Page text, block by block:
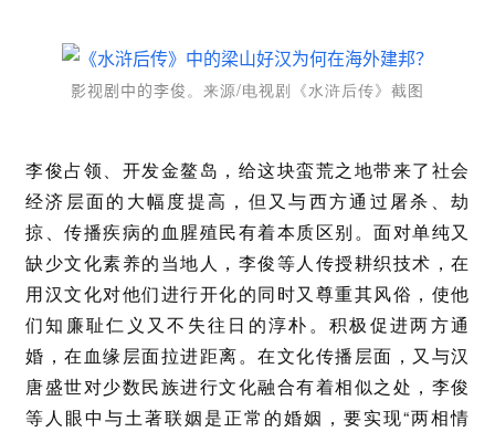
影视剧中的李俊。来源/电视剧《水浒后传》截图
李俊占领、开发金鳌岛，给这块蛮荒之地带来了社会
经济层面的大幅度提高，但又与西方通过屠杀、劫
掠、传播疾病的血腥殖民有着本质区别。面对单纯又
缺少文化素养的当地人，李俊等人传授耕织技术，在
用汉文化对他们进行开化的同时又尊重其风俗，使他
们知廉耻仁义又不失往日的淳朴。积极促进两方通
婚，在血缘层面拉进距离。在文化传播层面，又与汉
唐盛世对少数民族进行文化融合有着相似之处，李俊
等人眼中与土著联姻是正常的婚姻，要实现“两相情